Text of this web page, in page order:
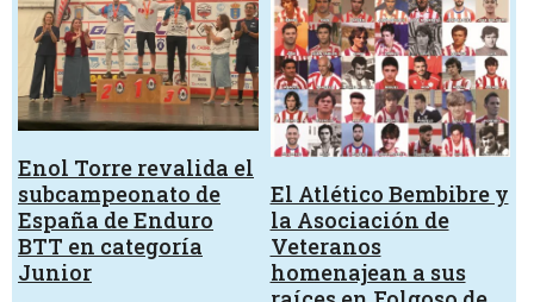
Enol Torre revalida el
subcampeonato de
España de Enduro
BTT en categoría
Junior
El Atlético Bembibre y
la Asociación de
Veteranos
homenajean a sus